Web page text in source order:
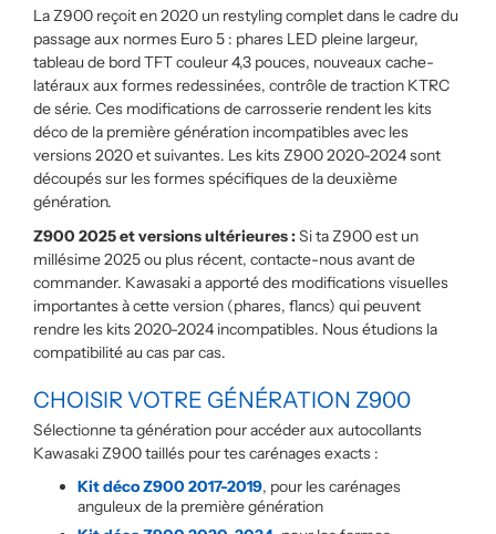
La Z900 reçoit en 2020 un restyling complet dans le cadre du
passage aux normes Euro 5 : phares LED pleine largeur,
tableau de bord TFT couleur 4,3 pouces, nouveaux cache-
latéraux aux formes redessinées, contrôle de traction KTRC
de série. Ces modifications de carrosserie rendent les kits
déco de la première génération incompatibles avec les
versions 2020 et suivantes. Les kits Z900 2020-2024 sont
découpés sur les formes spécifiques de la deuxième
génération.
Z900 2025 et versions ultérieures :Si ta Z900 est un
millésime 2025 ou plus récent, contacte-nous avant de
commander. Kawasaki a apporté des modifications visuelles
importantes à cette version (phares, flancs) qui peuvent
rendre les kits 2020-2024 incompatibles. Nous étudions la
compatibilité au cas par cas.
CHOISIR VOTRE GÉNÉRATION Z900
Sélectionne ta génération pour accéder aux autocollants
Kawasaki Z900 taillés pour tes carénages exacts :
Kit déco Z900 2017-2019, pour les carénages
anguleux de la première génération